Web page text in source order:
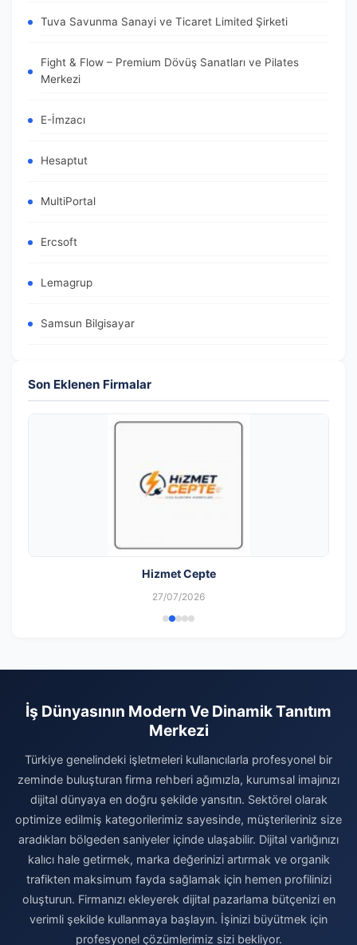
Tuva Savunma Sanayi ve Ticaret Limited Şirketi
Fight & Flow – Premium Dövüş Sanatları ve Pilates
Merkezi
E-İmzacı
Hesaptut
MultiPortal
Ercsoft
Lemagrup
Samsun Bilgisayar
Son Eklenen Firmalar
Hizmet Cepte
27/07/2026
İş Dünyasının Modern Ve Dinamik Tanıtım
Merkezi
Türkiye genelindeki işletmeleri kullanıcılarla profesyonel bir
zeminde buluşturan firma rehberi ağımızla, kurumsal imajınızı
dijital dünyaya en doğru şekilde yansıtın. Sektörel olarak
optimize edilmiş kategorilerimiz sayesinde, müşterileriniz size
aradıkları bölgeden saniyeler içinde ulaşabilir. Dijital varlığınızı
kalıcı hale getirmek, marka değerinizi artırmak ve organik
trafikten maksimum fayda sağlamak için hemen profilinizi
oluşturun. Firmanızı ekleyerek dijital pazarlama bütçenizi en
verimli şekilde kullanmaya başlayın. İşinizi büyütmek için
profesyonel çözümlerimiz sizi bekliyor.